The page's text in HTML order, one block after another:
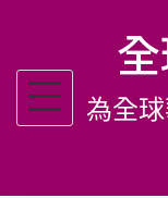
主
為全